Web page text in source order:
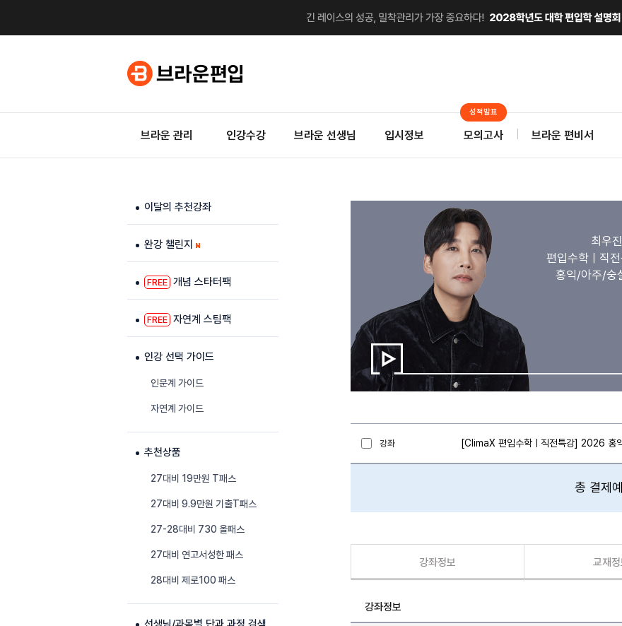
브라운 관리 인강수강 브라운 선생님 입시정보 모의고사
성적발표
브라운 편비서
이달의 추천강좌
완강 챌린지
FREE 개념 스타터팩
FREE 자연계 스팀팩
인강 선택 가이드
인문계 가이드
자연계 가이드
추천상품
27대비 19만원 T패스
27대비 9.9만원 기출T패스
27-28대비 730 올패스
27대비 연고서성한 패스
28대비 제로100 패스
최우
편입수학ㅣ직
홍익/아주/숭
강좌 [ClimaX 편입수학ㅣ직전특강] 2026 홍
총 결제
강좌정보 교재
강좌정보